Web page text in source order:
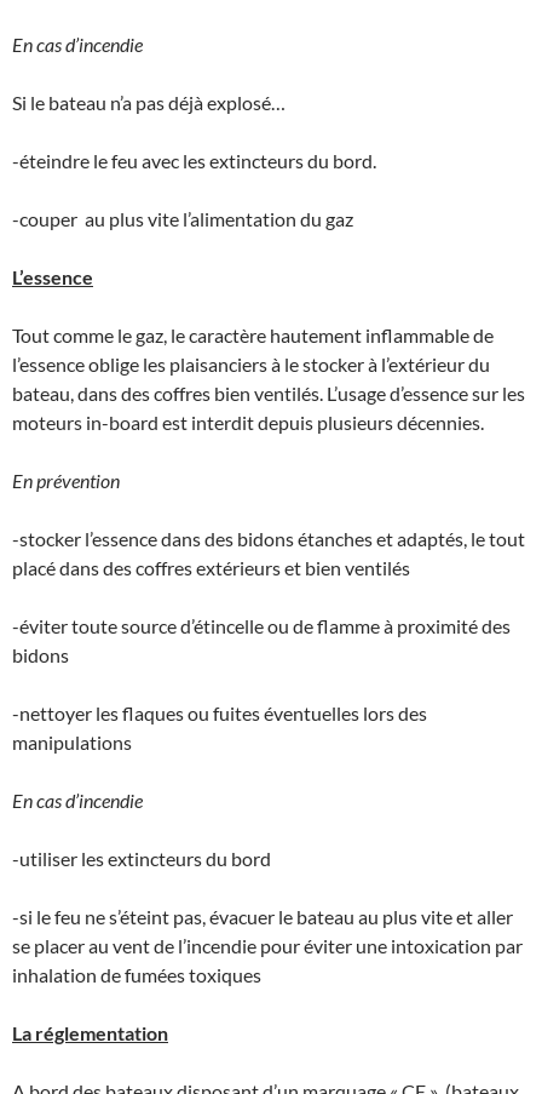
En cas d’incendie
Si le bateau n’a pas déjà explosé…
-éteindre le feu avec les extincteurs du bord.
-couper au plus vite l’alimentation du gaz
L’essence
Tout comme le gaz, le caractère hautement inflammable de
l’essence oblige les plaisanciers à le stocker à l’extérieur du
bateau, dans des coffres bien ventilés. L’usage d’essence sur les
moteurs in-board est interdit depuis plusieurs décennies.
En prévention
-stocker l’essence dans des bidons étanches et adaptés, le tout
placé dans des coffres extérieurs et bien ventilés
-éviter toute source d’étincelle ou de flamme à proximité des
bidons
-nettoyer les flaques ou fuites éventuelles lors des
manipulations
En cas d’incendie
-utiliser les extincteurs du bord
-si le feu ne s’éteint pas, évacuer le bateau au plus vite et aller
se placer au vent de l’incendie pour éviter une intoxication par
inhalation de fumées toxiques
La réglementation